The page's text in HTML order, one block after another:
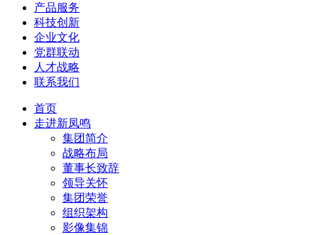
产品服务
科技创新
企业文化
党群联动
人才战略
联系我们
首页
走进新凤鸣
集团简介
战略布局
董事长致辞
领导关怀
集团荣誉
组织架构
影像集锦